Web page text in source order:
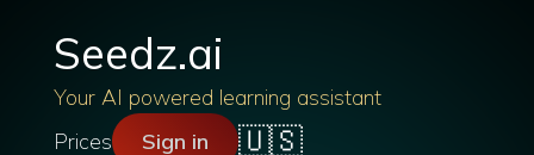
Seedz.ai
Your AI powered learning assistant
Prices
Sign in 🇺🇸